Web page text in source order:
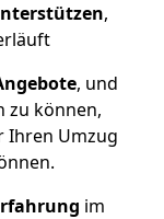
,
, und
zu können,
Ihren Umzug
im